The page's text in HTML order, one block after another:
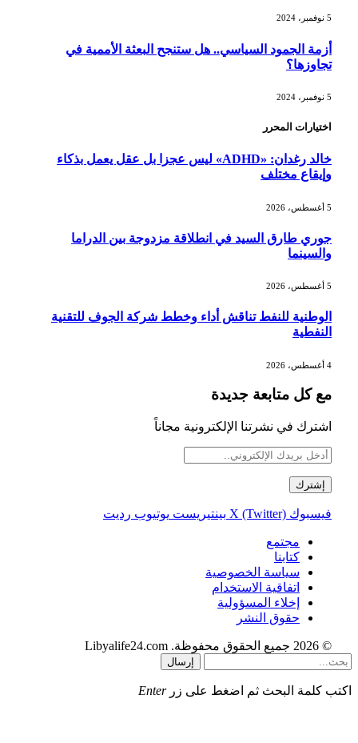
أزمة الجمود السياسي.. هل ستنجح البعثة الأممية في
تجاوزها؟
اختيارات المحرر
خالد رغدان: «ADHD» ليس عجزا بل عقل يعمل بذكاء
وإيقاع مختلف
جوري طارق السيد في انطلاقة مزدوجة بين الدراما
والسينما
الوطنية للنفط تناقش أداء وخطط شركة الجوف للتقنية
النفطية
مع كل متابعة جديدة
اشترك في نشرتنا الإلكترونية مجاناً
فيسبوك X (Twitter) بينتيريست يوتيوب رديت
مجتمع
كتابنا
سياسة الخصوصية
اتفاقية الاستخدام
إخلاء المسؤولية
حقوق النشر
© 2026 جميع الحقوق محفوظة. Libyalife24.com
إرسال
اكتب كلمة البحث ثم اضغط على زر Enter